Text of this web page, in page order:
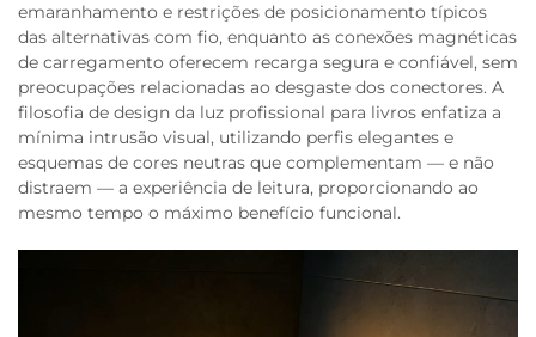
emaranhamento e restrições de posicionamento típicos
das alternativas com fio, enquanto as conexões magnéticas
de carregamento oferecem recarga segura e confiável, sem
preocupações relacionadas ao desgaste dos conectores. A
filosofia de design da luz profissional para livros enfatiza a
mínima intrusão visual, utilizando perfis elegantes e
esquemas de cores neutras que complementam — e não
distraem — a experiência de leitura, proporcionando ao
mesmo tempo o máximo benefício funcional.